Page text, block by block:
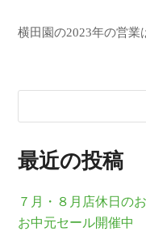
横田園の2023年の営
最近の投稿
７月・８月店休日の
お中元セール開催中